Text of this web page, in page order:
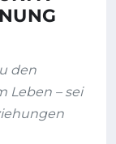
den
Leben – sei